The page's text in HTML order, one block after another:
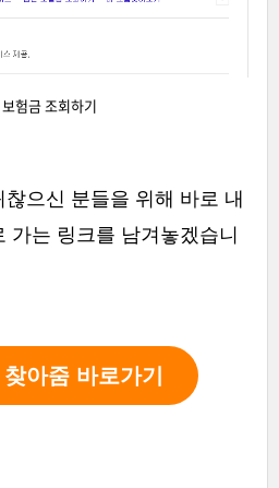
험금 조회하기
으신 분들을 위해 바로 내
가는 링크를 남겨놓겠습니
아줌 바로가기